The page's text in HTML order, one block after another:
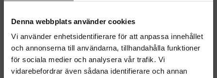
Denna webbplats använder cookies
Vi använder enhetsidentifierare för att anpassa innehållet
och annonserna till användarna, tillhandahålla funktioner
för sociala medier och analysera vår trafik. Vi
vidarebefordrar även sådana identifierare och annan
mm, vit – Budgetkryss-sele
4 meter bärband ingår
1 687,50 kr Köp
axelband 75 mm, grå –
4 meter bärband ingår
1 937,50 kr Köp